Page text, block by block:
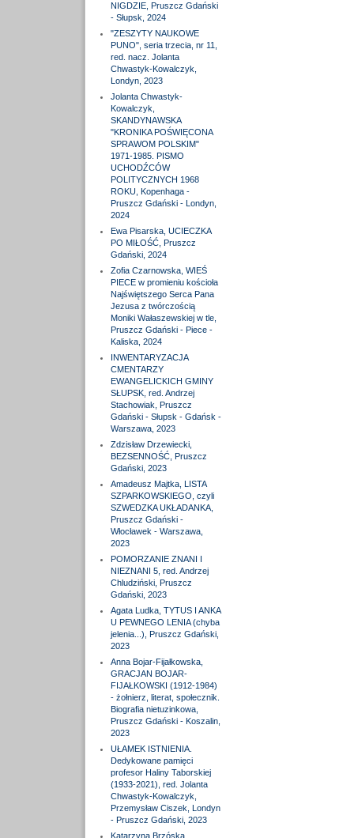
NIGDZIE, Pruszcz Gdański
- Słupsk, 2024
"ZESZYTY NAUKOWE
PUNO", seria trzecia, nr 11,
red. nacz. Jolanta
Chwastyk-Kowalczyk,
Londyn, 2023
Jolanta Chwastyk-
Kowalczyk,
SKANDYNAWSKA
"KRONIKA POŚWIĘCONA
SPRAWOM POLSKIM"
1971-1985. PISMO
UCHODŹCÓW
POLITYCZNYCH 1968
ROKU, Kopenhaga -
Pruszcz Gdański - Londyn,
2024
Ewa Pisarska, UCIECZKA
PO MIŁOŚĆ, Pruszcz
Gdański, 2024
Zofia Czarnowska, WIEŚ
PIECE w promieniu kościoła
Najświętszego Serca Pana
Jezusa z twórczością
Moniki Wałaszewskiej w tle,
Pruszcz Gdański - Piece -
Kaliska, 2024
INWENTARYZACJA
CMENTARZY
EWANGELICKICH GMINY
SŁUPSK, red. Andrzej
Stachowiak, Pruszcz
Gdański - Słupsk - Gdańsk -
Warszawa, 2023
Zdzisław Drzewiecki,
BEZSENNOŚĆ, Pruszcz
Gdański, 2023
Amadeusz Majtka, LISTA
SZPARKOWSKIEGO, czyli
SZWEDZKA UKŁADANKA,
Pruszcz Gdański -
Włocławek - Warszawa,
2023
POMORZANIE ZNANI I
NIEZNANI 5, red. Andrzej
Chludziński, Pruszcz
Gdański, 2023
Agata Ludka, TYTUS I ANKA
U PEWNEGO LENIA (chyba
jelenia...), Pruszcz Gdański,
2023
Anna Bojar-Fijałkowska,
GRACJAN BOJAR-
FIJAŁKOWSKI (1912-1984)
- żołnierz, literat, społecznik.
Biografia nietuzinkowa,
Pruszcz Gdański - Koszalin,
2023
UŁAMEK ISTNIENIA.
Dedykowane pamięci
profesor Haliny Taborskiej
(1933-2021), red. Jolanta
Chwastyk-Kowalczyk,
Przemysław Ciszek, Londyn
- Pruszcz Gdański, 2023
Katarzyna Brzóska,